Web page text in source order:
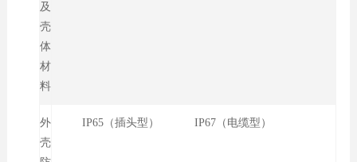
及
壳
体
材
料
外
壳
IP65（插头型） IP67（电缆型）